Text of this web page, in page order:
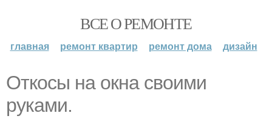
ВСЕ О РЕМОНТЕ
главная ремонт квартир ремонт дома дизайн
Откосы на окна своими
руками.